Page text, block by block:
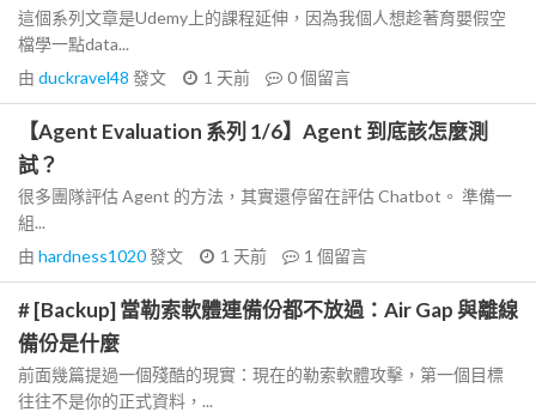
這個系列文章是Udemy上的課程延伸，因為我個人想趁著育嬰假空
檔學一點data...
由 duckravel48 發文 1 天前 0個留言
【Agent Evaluation 系列 1/6】Agent 到底該怎麼測
試？
很多團隊評估 Agent 的方法，其實還停留在評估 Chatbot。 準備一
組...
由 hardness1020發文 1 天前 1 個留言
# [Backup] 當勒索軟體連備份都不放過：Air Gap 與離線
備份是什麼
前面幾篇提過一個殘酷的現實：現在的勒索軟體攻擊，第一個目標
往往不是你的正式資料，...